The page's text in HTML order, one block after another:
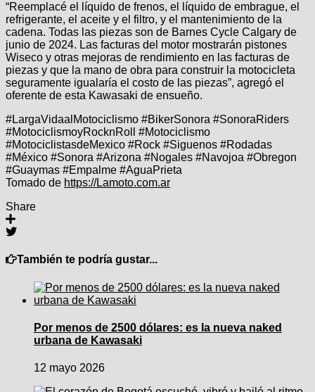
“Reemplacé el líquido de frenos, el líquido de embrague, el
refrigerante, el aceite y el filtro, y el mantenimiento de la
cadena. Todas las piezas son de Barnes Cycle Calgary de
junio de 2024. Las facturas del motor mostrarán pistones
Wiseco y otras mejoras de rendimiento en las facturas de
piezas y que la mano de obra para construir la motocicleta
seguramente igualaría el costo de las piezas”, agregó el
oferente de esta Kawasaki de ensueño.
#LargaVidaalMotociclismo #BikerSonora #SonoraRiders
#MotociclismoyRocknRoll #Motociclismo
#MotociclistasdeMexico #Rock #Siguenos #Rodadas
#México #Sonora #Arizona #Nogales #Navojoa #Obregon
#Guaymas #Empalme #AguaPrieta
Tomado de https://Lamoto.com.ar
Share
También te podría gustar...
Por menos de 2500 dólares: es la nueva naked
urbana de Kawasaki
12 mayo 2026